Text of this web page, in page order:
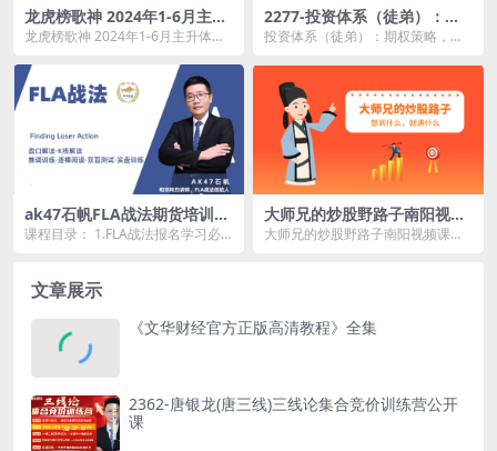
龙虎榜歌神 2024年1-6月主升
体系合集龙虎榜歌神主升体系
龙虎榜歌神 2024年1-6月主升体系
简介： &...
2277-投资体系（徒弟）：期
权策略，庄股策略
投资体系（徒弟）：期权策略，庄
0...
ak47石帆FLA战法期货培训视
频,日内短线交易的核心要点、
课程目录： 1.FLA战法报名学习必
大师兄的炒股野路子南阳视频
课程2023-2024
大师兄的炒股野路子南阳视频课程2
文章展示
《文华财经官方正版高清教程》全集
2362-唐银龙(唐三线)三线论集合竞价训练营公开
课